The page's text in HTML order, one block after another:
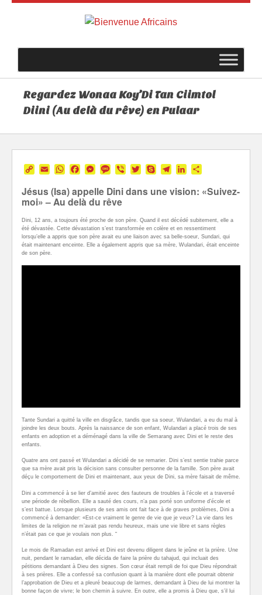
Regardez Wonaa Koy’Di Tan Ciimtol
Diini (Au delà du rêve) en Pulaar
CopyEmailWhatsApp
Facebook
Messenger
Message
ViberTwitterSkypeTelegramLinkedIn
Jésus (Isa) appelle Dini dans une vision: «Suivez-
moi» – Au delà du rêve
Dini, 12 ans, a toujours été proche de son père. Quand il est décédé subitement, elle a
été dévastée. Cette dévastation s’est transformée en colère et en ressentiment
lorsqu’elle a appris que son père avait eu une liaison avec sa belle-soeur, Sundari, qui
était maintenant enceinte. Elle a également appris que sa mère, Wulandari, était enceinte
de son père.
Tante Sundari a quitté la ville en disgrâce, tandis que sa soeur, Wulandari, a eu du mal à
joindre les deux bouts. Après la naissance de son enfant, Wulandari a placé trois de ses
enfants en adoption et a déménagé dans la ville de Semarang avec Dini et le reste des
enfants.
Quatre ans ont passé et Wulandari a décidé de se remarier. Dini s’est sentie trahie parce
que sa mère avait pris la décision sans consulter personne de la famille. Son père avait
déçu le comportement de Dini et maintenant, aux yeux de Dini, sa mère faisait de même.
Dini a commencé à se lier d’amitié avec des fauteurs de troubles à l’école et a traversé
une période de rébellion. Elle a sauté des cours, n’a pas porté son uniforme d’école et
s’est battue. Lorsque plusieurs de ses amis ont fait face à de graves problèmes, Dini a
commencé à demander: «Est-ce vraiment le genre de vie que je veux? La vie dans les
limites de la religion ne m’avait pas rendu heureux, mais une vie libre et sans règles
n’était pas ce que je voulais non plus. “
Le mois de Ramadan est arrivé et Dini est devenu diligent dans le jeûne et la prière. Une
nuit, pendant le ramadan, elle décida de faire la prière du tahajud, qui incluait des
pétitions demandant à Dieu des signes. Son cœur était rempli de foi que Dieu répondrait
à ses prières. Elle a confessé sa confusion quant à la manière dont elle pourrait obtenir
l’approbation de Dieu et a pleuré beaucoup de larmes, demandant à Dieu de lui montrer la
bonne façon de vivre; le bon chemin à suivre. En outre, elle a promis à Dieu que, s’il lui